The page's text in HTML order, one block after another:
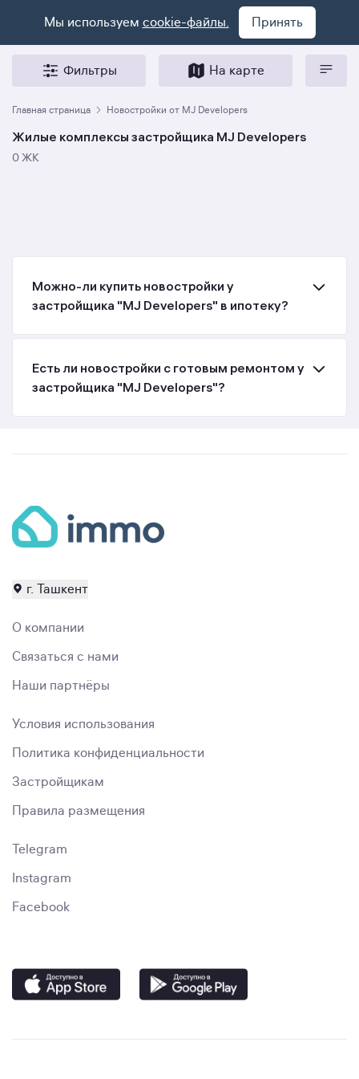
Мы используем cookie-файлы. Принять
Фильтры На карте
Главная страница Новостройки от MJ Developers
Жилые комплексы застройщика MJ Developers
0 ЖК
Можно-ли купить новостройки у
застройщика "MJ Developers" в ипотеку?
Есть ли новостройки с готовым ремонтом у
застройщика "MJ Developers"?
г. Ташкент
О компании
Связаться с нами
Наши партнёры
Условия использования
Политика конфиденциальности
Застройщикам
Правила размещения
Telegram
Instagram
Facebook